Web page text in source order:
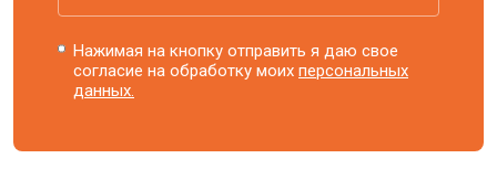
Нажимая на кнопку отправить я даю свое
согласие на обработку моихперсональных
данных.